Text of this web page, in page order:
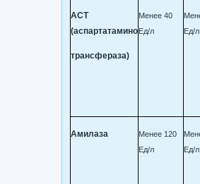
АСТ
(аспартатамино
трансфераза)
Менее 40
Ед/л
Ед/л
Амилаза
Менее 120
Ед/л
Ед/л